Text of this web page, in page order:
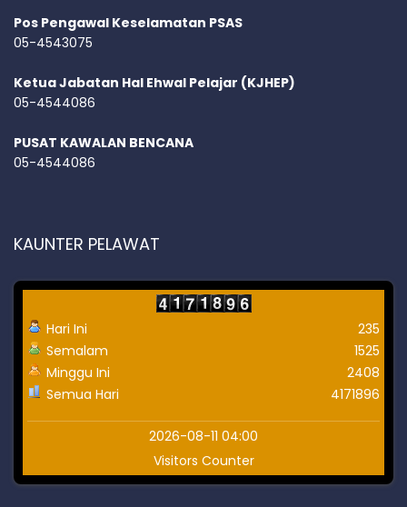
Pos Pengawal Keselamatan PSAS
05-4543075
Ketua Jabatan Hal Ehwal Pelajar (KJHEP)
05-4544086
PUSAT KAWALAN BENCANA
05-4544086
KAUNTER PELAWAT
Hari Ini
Semalam
Minggu Ini
Semua Hari
235
1525
2408
4171896
2026-08-11 04:00
Visitors Counter